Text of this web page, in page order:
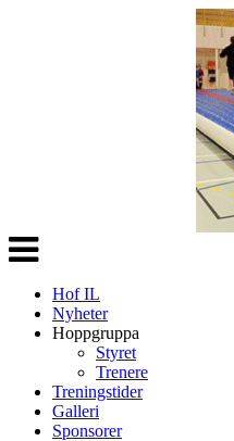
Veksle
navigasjon
Hof IL
Nyheter
Hoppgruppa
Styret
Trenere
Treningstider
Galleri
Sponsorer